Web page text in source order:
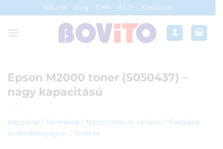
to
content
Rólunk Blog GYIK ÁSZF Kapcsolat
Epson M2000 toner (S050437) –
nagy kapacitású
Kezdőlap / Termékek / Nyomtatás és kellékei / Festékek
és kellékanyagok / Tonerek